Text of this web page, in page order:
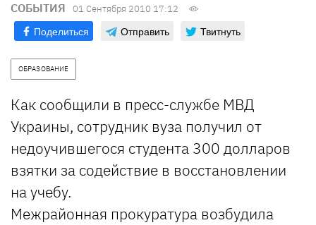
СОБЫТИЯ 01 Сентября 2010 17:12
Поделиться Отправить Твитнуть
ОБРАЗОВАНИЕ
Как сообщили в пресс-службе МВД
Украины, сотрудник вуза получил от
недоучившегося студента 300 долларов
взятки за содействие в восстановлении
на учебу.
Межрайонная прокуратура возбудила